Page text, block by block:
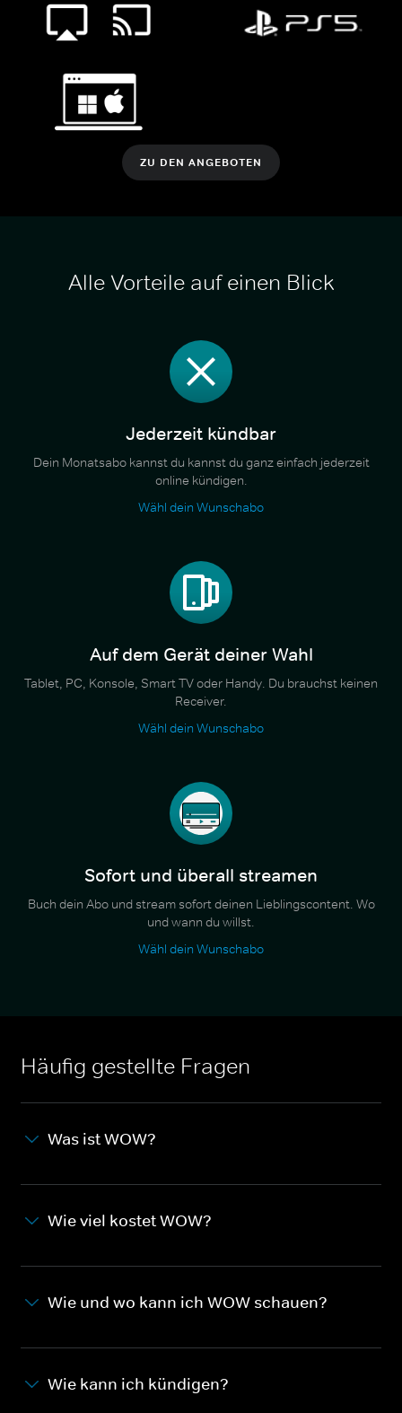
ZU DEN ANGEBOTEN
Alle Vorteile auf einen Blick
Jederzeit kündbar
Dein Monatsabo kannst du kannst du ganz einfach jederzeit
online kündigen.
Wähl dein Wunschabo
Auf dem Gerät deiner Wahl
Tablet, PC, Konsole, Smart TV oder Handy. Du brauchst keinen
Receiver.
Wähl dein Wunschabo
Sofort und überall streamen
Buch dein Abo und stream sofort deinen Lieblingscontent. Wo
und wann du willst.
Wähl dein Wunschabo
Häufig gestellte Fragen
Was ist WOW?
Wie viel kostet WOW?
Wie und wo kann ich WOW schauen?
Wie kann ich kündigen?